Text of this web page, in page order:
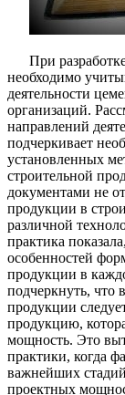
При
необходимо
деятельности
организаций.
направлений
подчеркивает
установленных
строительной
документами не
продукции в
различной
практика
особенностей
продукции в
подчеркнуть, что
продукции
продукцию,
мощность. Это
практики, когда
важнейших
проектных